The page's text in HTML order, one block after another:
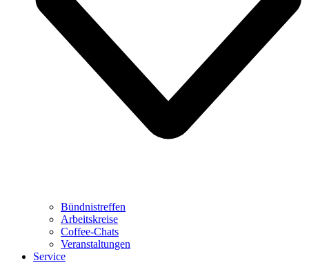
Bündnistreffen
Arbeitskreise
Coffee-Chats
Veranstaltungen
Service